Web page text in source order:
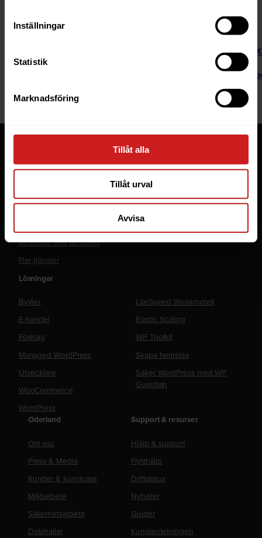
Inställningar
Statistik
Marknadsföring
Tillåt alla
Tillåt urval
Avvisa
Security Advisory: Persistent
As many as 1 million sites
WordPress.org – WP Super Cache
Webbhotell
Managed Server
Microsoft 365 Business
Fler tjänster
Lösningar
Byråer
E-handel
Företag
Managed WordPress
Utvecklare
WooCommerce
WordPress
LiteSpeed Webbhotell
Elastic Scaling
WP Toolkit
Skapa hemsida
Säker WordPress med WP
Guardian
Oderland
Om oss
Press & Media
Kunder & kundcase
Miljöarbete
Säkerhetsarbete
Datahallar
Support & resurser
Hjälp & support
Flytthjälp
Driftstatus
Nyheter
Guider
Kundavdelningen